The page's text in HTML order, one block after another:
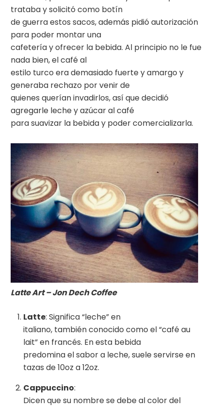
trataba y solicitó como botín
de guerra estos sacos, además pidió autorización
para poder montar una
cafetería y ofrecer la bebida. Al principio no le fue
nada bien, el café al
estilo turco era demasiado fuerte y amargo y
generaba rechazo por venir de
quienes querían invadirlos, así que decidió
agregarle leche y azúcar al café
para suavizar la bebida y poder comercializarla.
Latte Art – Jon Dech Coffee
Latte: Significa “leche” en
italiano, también conocido como el “café au
lait” en francés. En esta bebida
predomina el sabor a leche, suele servirse en
tazas de 10oz a 12oz.
Cappuccino:
Dicen que su nombre se debe al color del